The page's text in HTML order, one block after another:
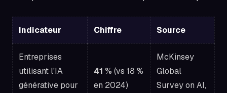
Indicateur Chiffre Source
Entreprises
utilisant l'IA
générative pour
41 % (vs 18 %
en 2024)
McKinsey
Global
Survey on AI,